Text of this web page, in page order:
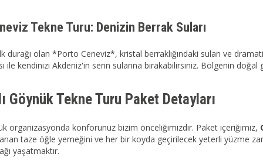
Tekne Turu: Denizin Berrak Suları
durağı olan *Porto Ceneviz*, kristal berraklığındaki suları ve
ile kendinizi Akdeniz'in serin sularına bırakabilirsiniz. Bölgenin
Göynük Tekne Turu Paket Detayları
organizasyonda konforunuz bizim önceliğimizdir. Paket içeriğimiz,
taze öğle yemeğini ve her bir koyda geçirilecek yeterli yüzme
yaşatmaktır.